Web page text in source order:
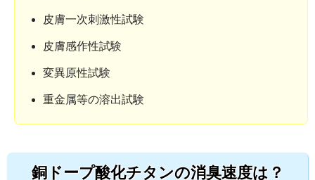
皮膚一次刺激性試験
皮膚感作性試験
変異原性試験
重金属等の溶出試験
銅ドープ酸化チタンの消臭速度は？